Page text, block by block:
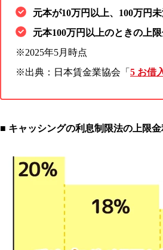
元本が10万円以上、100万円
元本100万円以上のときの上
※2025年5月時点
※出典：日本賃金業協会「 5 お借
■ キャッシングの利息制限法の上限金